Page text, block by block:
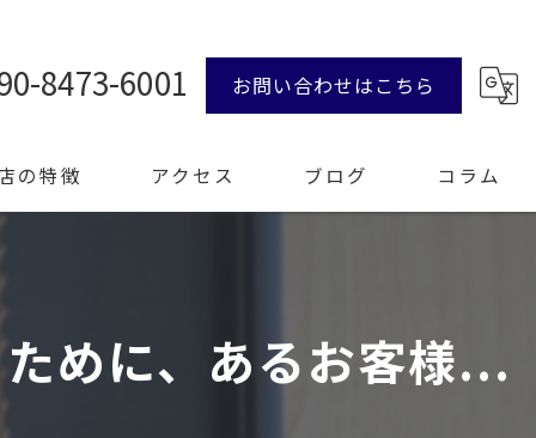
8473-6001 お問い合わせはこちら
の特徴
ド品
リー
アクセス ブログ コラム
めに、あるお客様...